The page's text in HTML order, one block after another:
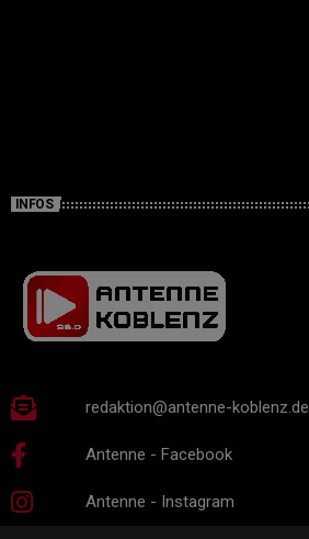
INFOS
redaktion@antenne-koblenz.de
Antenne - Facebook
Antenne - Instagram